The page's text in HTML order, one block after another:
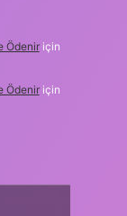
Ödeniriçin
Ödeniriçin